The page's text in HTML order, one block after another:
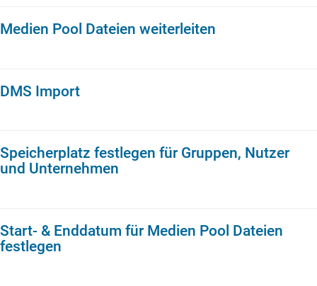
Medien Pool Dateien weiterleiten
DMS Import
Speicherplatz festlegen für Gruppen, Nutzer
und Unternehmen
Start- & Enddatum für Medien Pool Dateien
festlegen